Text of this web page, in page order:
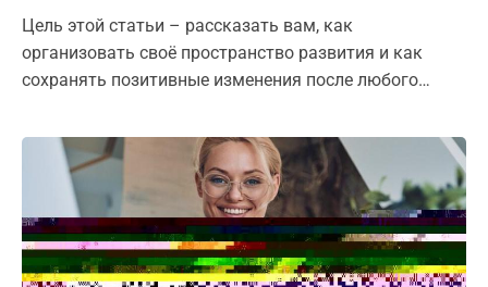
Цель этой статьи – рассказать вам, как
организовать своё пространство развития и как
сохранять позитивные изменения после любого